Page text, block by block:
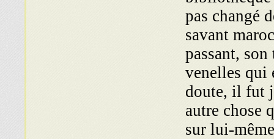
pas changé
savant
passant,
venelles qui
doute, il fut
autre chose
sur lui-